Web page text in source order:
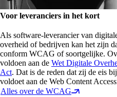
Voor leveranciers in het kort
Als software-leverancier van
overheid of bedrijven kan het zijn
conform WCAG of soortgelijke.
voldoen aan de Wet Digitale
Act. Dat is de reden dat zij de eis
voldoet aan de Web Content
Alles over de WCAG